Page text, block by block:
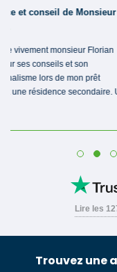
Trouvez une